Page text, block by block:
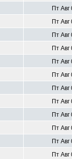
Пт Авг
Пт Авг
Пт Авг
Пт Авг
Пт Авг
Пт Авг
Пт Авг
Пт Авг
Пт Авг
Пт Авг
Пт Авг
Пт Авг